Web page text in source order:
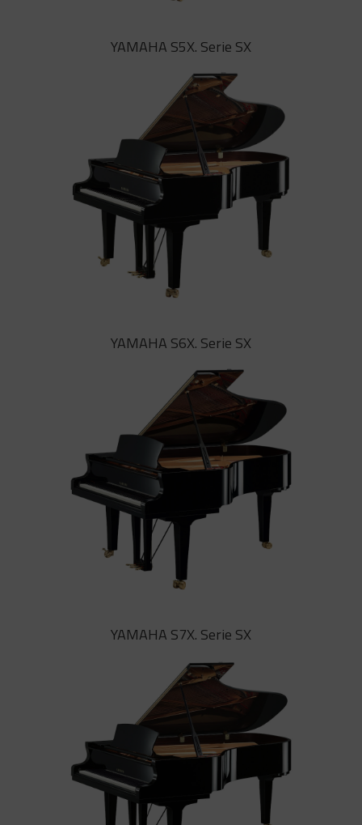
Caracterizado por un timbre cálido y
cualquier pianista desea. Una opción
perfecta para las aulas más
exigentes sin comprometer el
espacio. Con la exclusiva tecnologia
desarrollada por YAMAHA A.R.E.
YAMAHA S5X. Serie SX
Con un sonido rico y unos graves
el S5X fascinará a tanto a pianistas
como al público. Fabricado con la
exclusiva tecnologia de YAMAHA
A.R.E.
YAMAHA S6X. Serie SX
Un sonido cálido y detallado en
pianistas y público, adaptándose a
multitud de entornos. Amb la
exclusiva tecnologia de YAMAHA
A.R.E.
YAMAHA S7X. Serie SX